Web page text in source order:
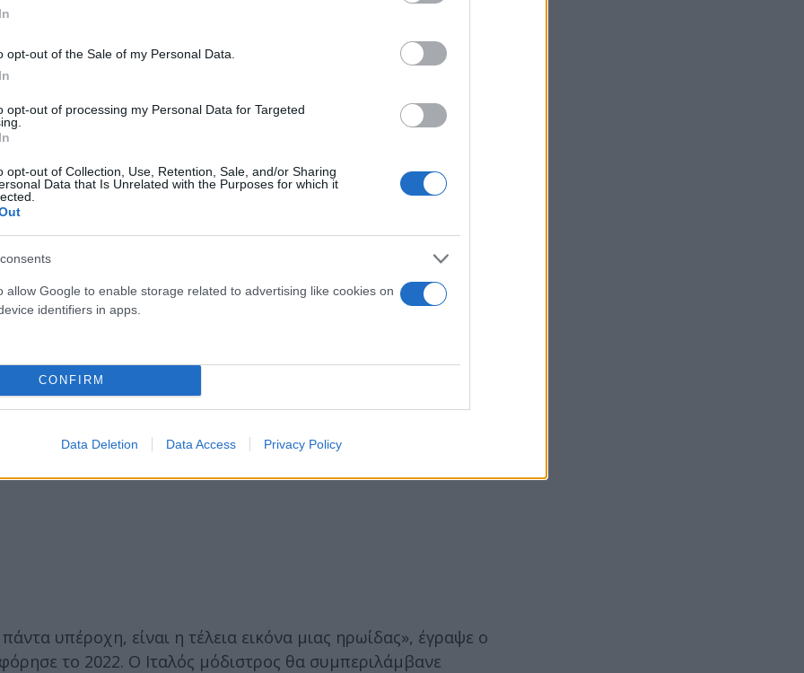
opt-out of the Sale of my Personal Data.
opt-out of processing my Personal Data for Targeted
opt-out of Collection, Use, Retention, Sale, and/or Sharing
Data that Is Unrelated with the Purposes for which it
allow Google to enable storage related to advertising like cookies on
identifiers in apps.
CONFIRM
Data Deletion Data Access Privacy Policy
χρόνια αργότερα, το 1959, με ένα στράπλες κοκτέιλ
όνομα του εμβληματικού σχεδιαστή από τότε. Το «κόκκινο
ιταλικού οίκου μόδας.
υπέροχη, είναι η τέλεια εικόνα μιας ηρωίδας», έγραψε ο
το 2022. Ο Ιταλός μόδιστρος θα συμπεριλάμβανε